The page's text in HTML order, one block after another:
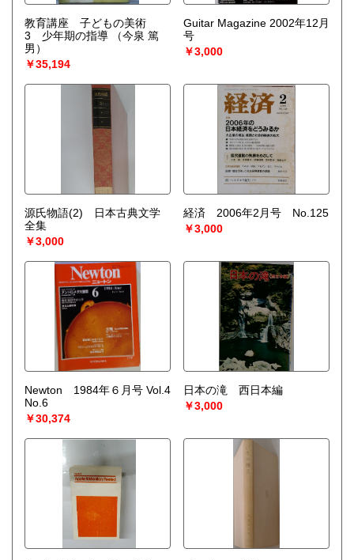
教育講座 子どもの美術
3 少年期の指導
（今泉 篤
男）
￥35,194
Guitar Magazine 2002年12月
号
￥3,000
源氏物語(2) 日本古典文学
全集
￥3,000
経済 2006年2月号 No.125
￥3,000
Newton 1984年６月号 Vol.4
No.6
￥30,374
日本の滝 西日本編
￥3,000